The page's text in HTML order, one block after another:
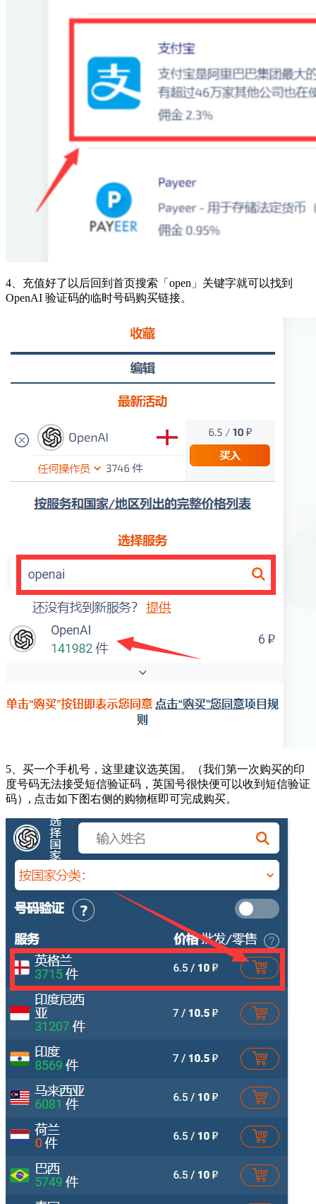
4、充值好了以后回到首页搜索「open」关键字就可以找到
OpenAI 验证码的临时号码购买链接。
5、买一个手机号，这里建议选英国。（我们第一次购买的印
度号码无法接受短信验证码，英国号很快便可以收到短信验证
码）, 点击如下图右侧的购物框即可完成购买。